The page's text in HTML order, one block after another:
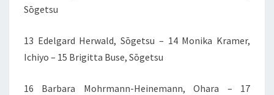
Sōgetsu
13 Edelgard Herwald, Sōgetsu – 14 Monika Kramer,
Ichiyo – 15 Brigitta Buse, Sōgetsu
16 Barbara Mohrmann-Heinemann, Ohara – 17